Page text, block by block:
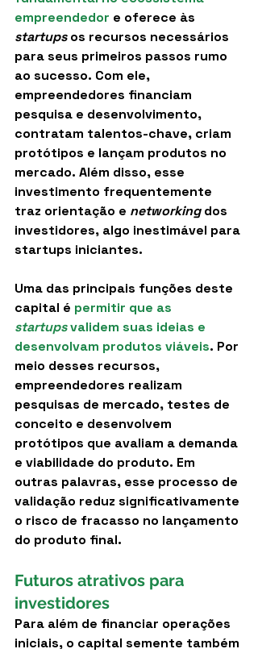
empreendedor e oferece às
startups os recursos necessários
para seus primeiros passos rumo
ao sucesso. Com ele,
empreendedores financiam
pesquisa e desenvolvimento,
contratam talentos-chave, criam
protótipos e lançam produtos no
mercado. Além disso, esse
investimento frequentemente
traz orientação e networking dos
investidores, algo inestimável para
startups iniciantes.
Uma das principais funções deste
capital é permitir que as
startups validem suas ideias e
desenvolvam produtos viáveis. Por
meio desses recursos,
empreendedores realizam
pesquisas de mercado, testes de
conceito e desenvolvem
protótipos que avaliam a demanda
e viabilidade do produto. Em
outras palavras, esse processo de
validação reduz significativamente
o risco de fracasso no lançamento
do produto final.
Futuros atrativos para
investidores
Para além de financiar operações
iniciais, o capital semente também